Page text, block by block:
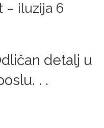
– iluzija 6
detalj u
. .